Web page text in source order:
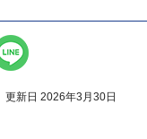
新日 2026年3月30日